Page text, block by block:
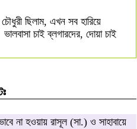
ছিলাম, এখন সব হারিয়ে
চাই ব্লগারদের, দোয়া চাই
না হওয়ায় রাসূল (সা.) ও সাহাবায়ে